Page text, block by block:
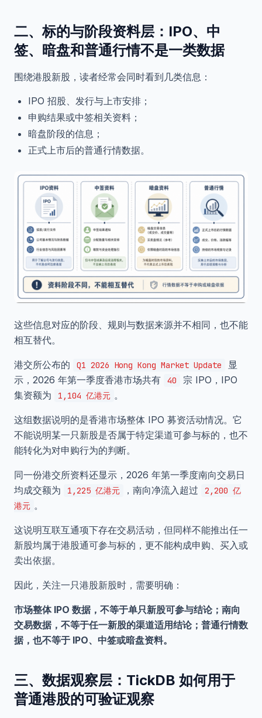
二、标的与阶段资料层：IPO、中
签、暗盘和普通行情不是一类数据
围绕港股新股，读者经常会同时看到几类信息：
IPO 招股、发行与上市安排；
申购结果或中签相关资料；
暗盘阶段的信息；
正式上市后的普通行情数据。
这些信息对应的阶段、规则与数据来源并不相同，也不能
相互替代。
港交所公布的 Q1 2026 Hong Kong Market Update
显
示，2026 年第一季度香港市场共有
40
宗 IPO，IPO
集资额为
1,104 亿港元 。
这组数据说明的是香港市场整体 IPO 募资活动情况。它
不能说明某一只新股是否属于特定渠道可参与标的，也不
能转化为对申购行为的判断。
同一份港交所资料还显示，2026 年第一季度南向交易日
均成交额为
1,225 亿港元 ，南向净流入超过
2,200 亿
港元 。
这说明互联互通项下存在交易活动，但同样不能推出任一
新股均属于港股通可参与标的，更不能构成申购、买入或
卖出依据。
因此，关注一只港股新股时，需要明确：
市场整体 IPO 数据，不等于单只新股可参与结论；南向
交易数据，不等于任一新股的渠道适用结论；普通行情数
据，也不等于 IPO、中签或暗盘资料。
三、数据观察层：TickDB 如何用于
普通港股的可验证观察